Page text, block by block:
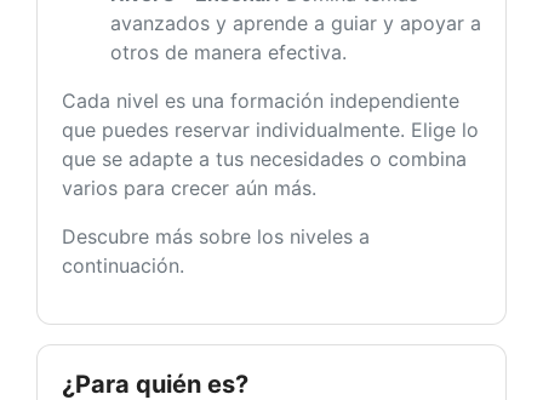
avanzados y aprende a guiar y apoyar a
otros de manera efectiva.
Cada nivel es una formación independiente
que puedes reservar individualmente. Elige lo
que se adapte a tus necesidades o combina
varios para crecer aún más.
Descubre más sobre los niveles a
continuación.
¿Para quién es?